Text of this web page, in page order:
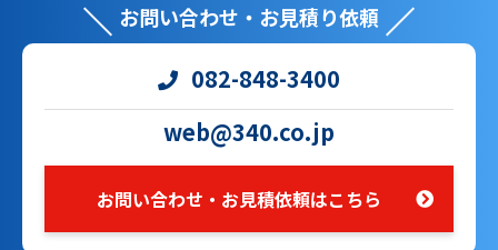
お問い合わせ・お見積り依頼
082-848-3400
web@340.co.jp
お問い合わせ・お見積依頼はこちら